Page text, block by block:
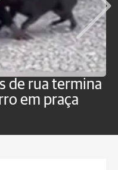
de rua termina
em praça